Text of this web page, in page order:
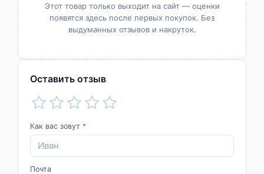
Этот товар только выходит на сайт — оценки
появятся здесь после первых покупок. Без
выдуманных отзывов и накруток.
Оставить отзыв
Как вас зовут *
Почта